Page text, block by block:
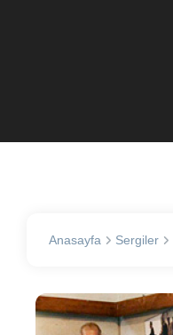
Anasayfa Sergiler